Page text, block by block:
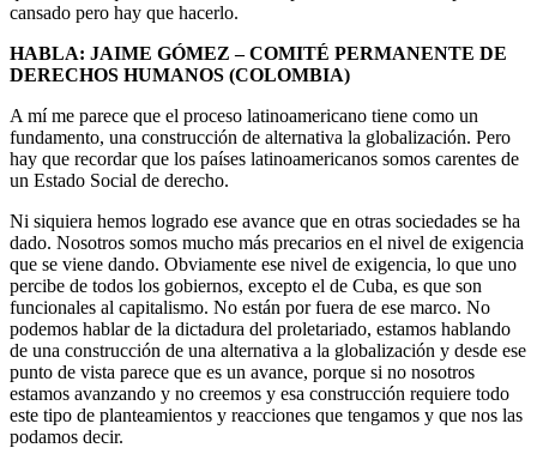
cansado pero hay que hacerlo.
HABLA: JAIME GÓMEZ – COMITÉ PERMANENTE DE
DERECHOS HUMANOS (COLOMBIA)
A mí me parece que el proceso latinoamericano tiene como un
fundamento, una construcción de alternativa la globalización. Pero
hay que recordar que los países latinoamericanos somos carentes de
un Estado Social de derecho.
Ni siquiera hemos logrado ese avance que en otras sociedades se ha
dado. Nosotros somos mucho más precarios en el nivel de exigencia
que se viene dando. Obviamente ese nivel de exigencia, lo que uno
percibe de todos los gobiernos, excepto el de Cuba, es que son
funcionales al capitalismo. No están por fuera de ese marco. No
podemos hablar de la dictadura del proletariado, estamos hablando
de una construcción de una alternativa a la globalización y desde ese
punto de vista parece que es un avance, porque si no nosotros
estamos avanzando y no creemos y esa construcción requiere todo
este tipo de planteamientos y reacciones que tengamos y que nos las
podamos decir.